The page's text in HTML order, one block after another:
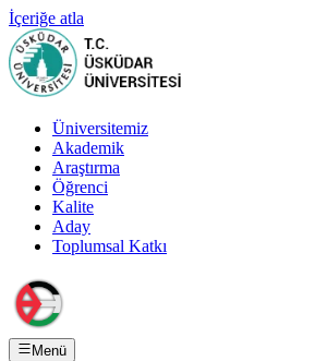
İçeriğe atla
Üniversitemiz
Akademik
Araştırma
Öğrenci
Kalite
Aday
Toplumsal Katkı
Menü